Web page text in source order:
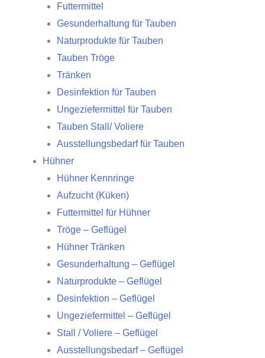
Futtermittel
Gesunderhaltung für Tauben
Naturprodukte für Tauben
Tauben Tröge
Tränken
Desinfektion für Tauben
Ungeziefermittel für Tauben
Tauben Stall/ Voliere
Ausstellungsbedarf für Tauben
Hühner
Hühner Kennringe
Aufzucht (Küken)
Futtermittel für Hühner
Tröge – Geflügel
Hühner Tränken
Gesunderhaltung – Geflügel
Naturprodukte – Geflügel
Desinfektion – Geflügel
Ungeziefermittel – Geflügel
Stall / Voliere – Geflügel
Ausstellungsbedarf – Geflügel